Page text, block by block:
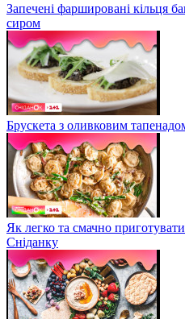
Запечені фаршировані кільця
сиром
Брускета з оливковим
Як легко та смачно
Сніданку